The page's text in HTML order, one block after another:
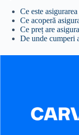
Ce este
Ce acoperă
Ce preț are
De unde cumperi